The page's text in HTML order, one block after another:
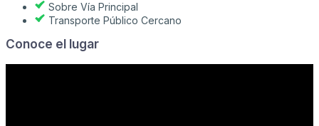
Sobre Vía Principal
Transporte Público Cercano
Conoce el lugar